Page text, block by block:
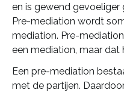
en is gewend gevoeliger
Pre-mediation wordt
mediation. Pre-
een mediation, maar dat
Een pre-mediation
met de partijen.